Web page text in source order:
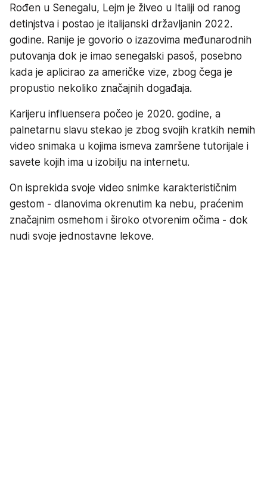
Rođen u Senegalu, Lejm je živeo u Italiji od ranog
detinjstva i postao je italijanski državljanin 2022.
godine. Ranije je govorio o izazovima međunarodnih
putovanja dok je imao senegalski pasoš, posebno
kada je aplicirao za američke vize, zbog čega je
propustio nekoliko značajnih događaja.
Karijeru influensera počeo je 2020. godine, a
palnetarnu slavu stekao je zbog svojih kratkih nemih
video snimaka u kojima ismeva zamršene tutorijale i
savete kojih ima u izobilju na internetu.
On isprekida svoje video snimke karakterističnim
gestom - dlanovima okrenutim ka nebu, praćenim
značajnim osmehom i široko otvorenim očima - dok
nudi svoje jednostavne lekove.